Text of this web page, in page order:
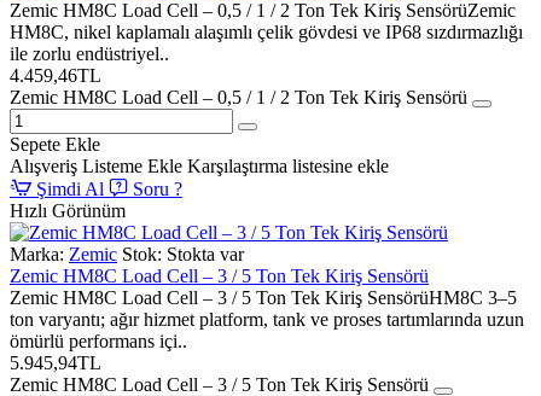
Zemic HM8C Load Cell – 0,5 / 1 / 2 Ton Tek Kiriş SensörüZemic
HM8C, nikel kaplamalı alaşımlı çelik gövdesi ve IP68 sızdırmazlığı
ile zorlu endüstriyel..
4.459,46TL
Zemic HM8C Load Cell – 0,5 / 1 / 2 Ton Tek Kiriş Sensörü
Sepete Ekle
Alışveriş Listeme Ekle Karşılaştırma listesine ekle
Şimdi Al
Soru ?
Hızlı Görünüm
Marka: Zemic Stok: Stokta var
Zemic HM8C Load Cell – 3 / 5 Ton Tek Kiriş Sensörü
Zemic HM8C Load Cell – 3 / 5 Ton Tek Kiriş SensörüHM8C 3–5
ton varyantı; ağır hizmet platform, tank ve proses tartımlarında uzun
ömürlü performans içi..
5.945,94TL
Zemic HM8C Load Cell – 3 / 5 Ton Tek Kiriş Sensörü